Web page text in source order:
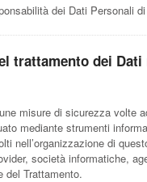
dei Dati Personali
trattamento dei
misure di sicurezza volte
mediante strumenti
nell’organizzazione di
società informatiche,
del Trattamento.